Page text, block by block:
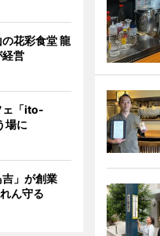
花彩食堂 龍
営
ェ「ito-
場に
」が創業
ん守る